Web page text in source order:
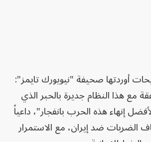
أوردتها صحيفة "نيويورك تايمز":
هذا النظام جديرة بالحبر الذي
إنهاء هذه الحرب بانفجار"، داعياً
الضربات ضد إيران، مع الاستمرار